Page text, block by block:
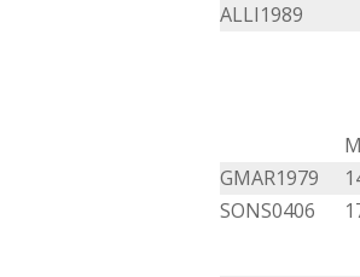
ALLI1989
GMAR1979
SONS0406